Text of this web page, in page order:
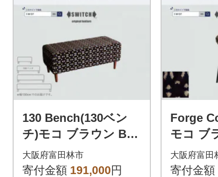
130 Bench(130ベン
チ)モコ ブラウン BR
鉛筆脚【SWOF】
大阪府富田林市
寄付金額 191,000円
Forge
モコ ブ
F】
大阪府富田
寄付金額